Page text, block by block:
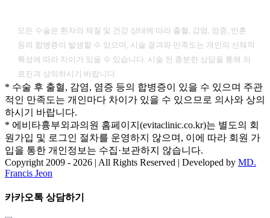
모든 수술은 환자의 체질 및 건강 상태에 따라 출혈, 감염, 염증, 반흔
등의 합병증이 발생할 수 있으며, 시술 결과와 만족도는 개인의 신체적
특성에 따라 차이가 있을 수 있습니다. 시술 전 충분한 상담을 통해 의
료진과 상의하시기 바랍니다.
* 수술 후 출혈, 감염, 염증 등의 합병증이 있을 수 있으며 주관
적인 만족도는 개인마다 차이가 있을 수 있으므로 의사와 상의
하시기 바랍니다.
* 에비타흉부외과의원 홈페이지(evitaclinic.co.kr)는 별도의 회
원가입 및 로그인 절차를 운영하지 않으며, 이에 따라 회원 가
입을 통한 개인정보는 수집·보관하지 않습니다.
Copyright 2009 - 2026 | All Rights Reserved | Developed by MD.
Francis Jeon
Toggle
카카오톡 상담하기